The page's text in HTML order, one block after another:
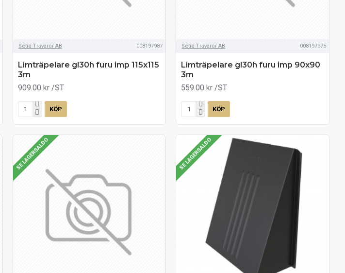
Setra Trävaror AB 008197987
Limträpelare gl30h furu imp 115x115
3m
909.00 kr /ST
KÖP
Setra Trävaror AB 008197975
Limträpelare gl30h furu imp 90x90
3m
559.00 kr /ST
KÖP
SE LAGERSALDO SE LAGERSALDO